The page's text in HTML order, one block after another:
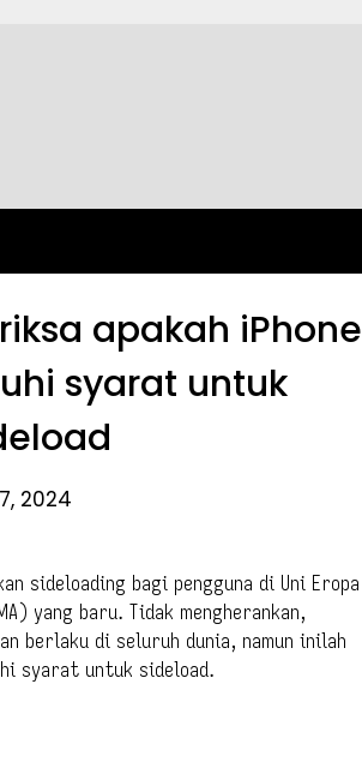
apakah iPhone
syarat untuk
2024
sideloading bagi pengguna di Uni Eropa
yang baru. Tidak mengherankan,
berlaku di seluruh dunia, namun inilah
syarat untuk sideload.